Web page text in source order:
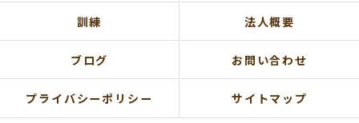
訓練 法人概要
ブログ お問い合わせ
プライバシーポリシー サイトマップ